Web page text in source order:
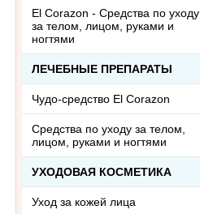
El Corazon - Средства по уходу
за телом, лицом, руками и
ногтями
ЛЕЧЕБНЫЕ ПРЕПАРАТЫ
Чудо-средство El Corazon
Средства по уходу за телом,
лицом, руками и ногтями
УХОДОВАЯ КОСМЕТИКА
Уход за кожей лица